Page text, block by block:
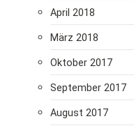
April 2018
März 2018
Oktober 2017
September 2017
August 2017